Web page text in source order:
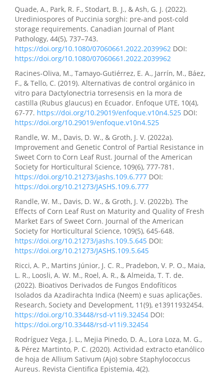
Quade, A., Park, R. F., Stodart, B. J., & Ash, G. J. (2022).
Urediniospores of Puccinia sorghi: pre-and post-cold
storage requirements. Canadian Journal of Plant
Pathology, 44(5), 737–743.
https://doi.org/10.1080/07060661.2022.2039962 DOI:
https://doi.org/10.1080/07060661.2022.2039962
Racines-Oliva, M., Tamayo-Gutiérrez, E. A., Jarrín, M., Báez,
F., & Tello, C. (2019). Alternativas de control orgánico in
vitro para Dactylonectria torresensis en la mora de
castilla (Rubus glaucus) en Ecuador. Enfoque UTE, 10(4),
67-77. https://doi.org/10.29019/enfoque.v10n4.525 DOI:
https://doi.org/10.29019/enfoque.v10n4.525
Randle, W. M., Davis, D. W., & Groth, J. V. (2022a).
Improvement and Genetic Control of Partial Resistance in
Sweet Corn to Corn Leaf Rust. Journal of the American
Society for Horticultural Science, 109(6), 777-781.
https://doi.org/10.21273/jashs.109.6.777 DOI:
https://doi.org/10.21273/JASHS.109.6.777
Randle, W. M., Davis, D. W., & Groth, J. V. (2022b). The
Effects of Corn Leaf Rust on Maturity and Quality of Fresh
Market Ears of Sweet Corn. Journal of the American
Society for Horticultural Science, 109(5), 645-648.
https://doi.org/10.21273/jashs.109.5.645 DOI:
https://doi.org/10.21273/JASHS.109.5.645
Ricci, A. P., Martins Júnior, J. C. R., Pradebon, V. P. O., Maia,
L. R., Loosli, A. W. M., Roel, A. R., & Almeida, T. T. de.
(2022). Bioativos Derivados de Fungos Endofíticos
Isolados da Azadirachta Indica (Neem) e suas aplicações.
Research, Society and Development, 11(9), e13911932454.
https://doi.org/10.33448/rsd-v11i9.32454 DOI:
https://doi.org/10.33448/rsd-v11i9.32454
Rodríguez Vega, J. L., Mejia Pinedo, D. A., Lora Loza, M. G.,
& Pérez Martinto, P. C. (2020). Actividad extracto etanólico
de hoja de Allium Sativum (Ajo) sobre Staphylococcus
Aureus. Revista Cientifica Epistemia, 4(2).